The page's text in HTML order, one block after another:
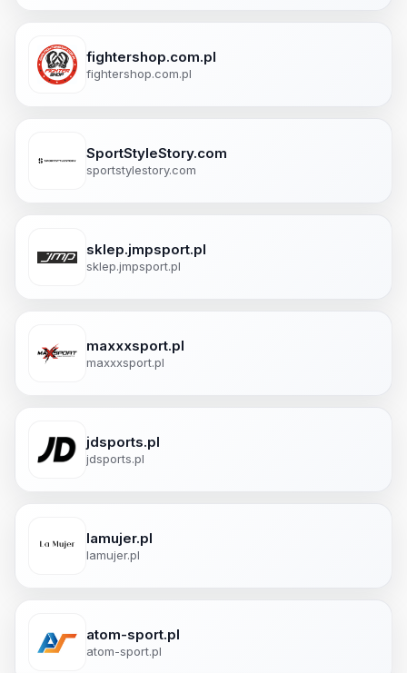
fightershop.com.pl
fightershop.com.pl
SportStyleStory.com
sportstylestory.com
sklep.jmpsport.pl
sklep.jmpsport.pl
maxxxsport.pl
maxxxsport.pl
jdsports.pl
jdsports.pl
lamujer.pl
lamujer.pl
atom-sport.pl
atom-sport.pl